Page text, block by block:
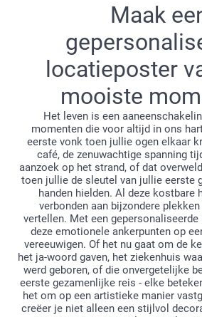
Maak
locatieposter
mooiste
Het leven is een
momenten die voor altijd in ons
eerste vonk toen jullie ogen elkaar
café, de zenuwachtige spanning
aanzoek op het strand, of dat
toen jullie de sleutel van jullie eerste
handen hielden. Al deze kostbare
verbonden aan bijzondere
vertellen. Met een
deze emotionele ankerpunten op
vereeuwigen. Of het nu gaat om de
het ja-woord gaven, het ziekenhuis
werd geboren, of die onvergetelijke
eerste gezamenlijke reis - elke
het om op een artistieke manier
creëer je niet alleen een stijlvol